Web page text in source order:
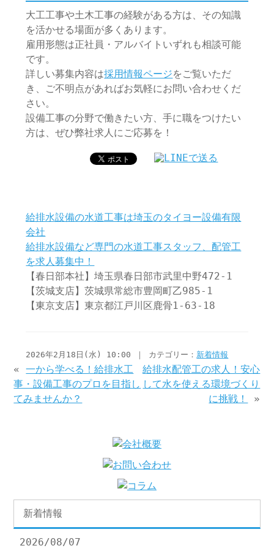
大工工事や土木工事の経験がある方は、その知識
を活かせる場面が多くあります。
雇用形態は正社員・アルバイトいずれも相談可能
です。
詳しい募集内容は採用情報ページをご覧いただ
き、ご不明点があればお気軽にお問い合わせくだ
さい。
設備工事の分野で働きたい方、手に職をつけたい
方は、ぜひ弊社求人にご応募を！
給排水設備の水道工事は埼玉のタイヨー設備有限
会社
給排水設備など専門の水道工事スタッフ、配管工
を求人募集中！
【春日部本社】埼玉県春日部市武里中野472-1
【茨城支店】茨城県常総市豊岡町乙985-1
【東京支店】東京都江戸川区鹿骨1-63-18
2026年2月18日(水) 10:00 ｜ カテゴリー： 新着情報
«一から学べる！給排水工
事・設備工事のプロを目指し
てみませんか？
給排水配管工の求人！安心
して水を使える環境づくり
に挑戦！
»
新着情報
2026/08/07